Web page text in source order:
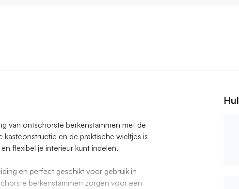
van ontschorste berkenstammen met de
kastconstructie en de praktische wieltjes is
flexibel je interieur kunt indelen.
en perfect geschikt voor gebruik in
berkenstammen zorgen voor een